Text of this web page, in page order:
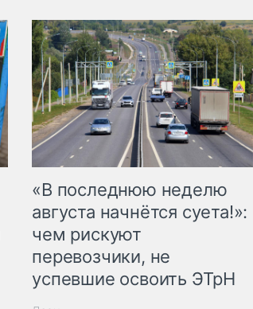
«В последнюю неделю
августа начнётся суета!»:
чем рискуют
перевозчики, не
успевшие освоить ЭТрН